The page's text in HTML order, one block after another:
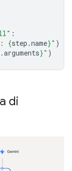
:
{step .name}" )
.arguments}" )
di